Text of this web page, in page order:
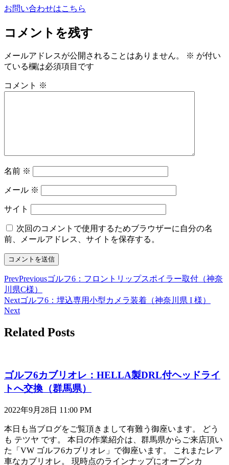
お問い合わせはこちら
コメントを残す
メールアドレスが公開されることはありません。 ※ が付い
ている欄は必須項目です
コメント ※
名前 ※
メール ※
サイト
次回のコメントで使用するためブラウザーに自分の名
前、メールアドレス、サイトを保存する。
PrevPreviousゴルフ6：フロントリップスポイラー取付（神奈
川県C様）
Nextゴルフ6：埋込専用小型カメラ装着（神奈川県 I 様）
Next
Related Posts
ゴルフ6カブリオレ：HELLA製DRL付ヘッドライ
トへ交換（群馬県）
2022年9月28日 11:00 PM
本日も当ブログをご覧頂きまして有難う御座います。 どう
も テツヤ です。 本日の作業紹介は、群馬県からご来店頂い
た「VW ゴルフ6カブリオレ」で御座います。 これまたレア
車なカブリオレ。 現時点のラインナップにオープンカ